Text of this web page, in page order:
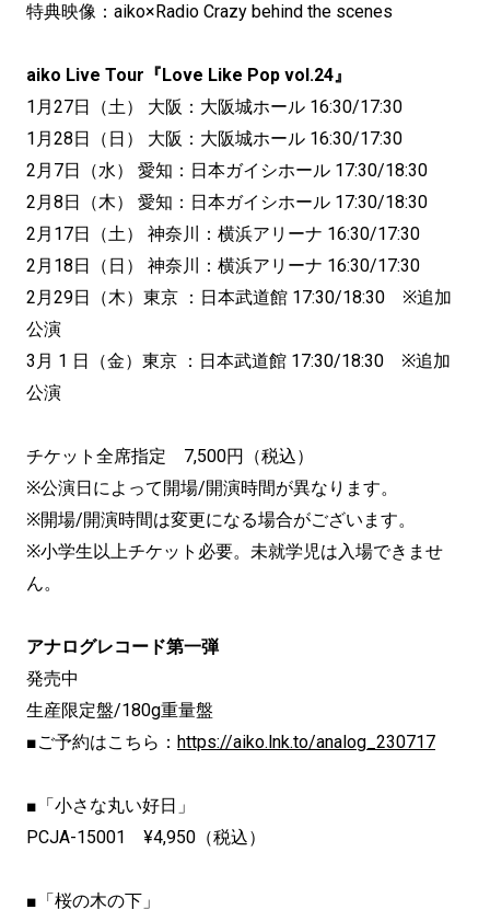
特典映像：aiko×Radio Crazy behind the scenes
aiko Live Tour『Love Like Pop vol.24』
1月27日（土） 大阪：大阪城ホール 16:30/17:30
1月28日（日） 大阪：大阪城ホール 16:30/17:30
2月7日（水） 愛知：日本ガイシホール 17:30/18:30
2月8日（木） 愛知：日本ガイシホール 17:30/18:30
2月17日（土） 神奈川：横浜アリーナ 16:30/17:30
2月18日（日） 神奈川：横浜アリーナ 16:30/17:30
2月29日（木）東京 ：日本武道館 17:30/18:30 ※追加
公演
3月 1 日（金）東京 ：日本武道館 17:30/18:30 ※追加
公演
チケット全席指定 7,500円（税込）
※公演日によって開場/開演時間が異なります。
※開場/開演時間は変更になる場合がございます。
※小学生以上チケット必要。未就学児は入場できませ
ん。
アナログレコード第一弾
発売中
生産限定盤/180g重量盤
■ご予約はこちら： https://aiko.lnk.to/analog_230717
■「小さな丸い好日」
PCJA-15001 ¥4,950（税込）
■「桜の木の下」